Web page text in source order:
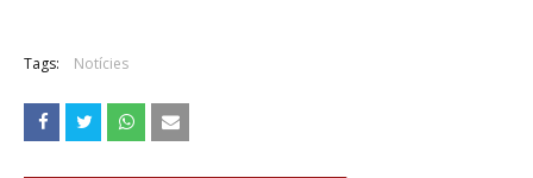
Tags: Notícies